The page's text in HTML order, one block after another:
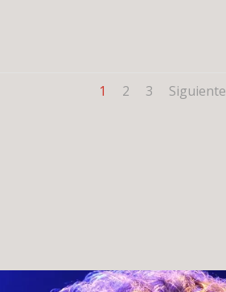
1 2 3 Siguiente